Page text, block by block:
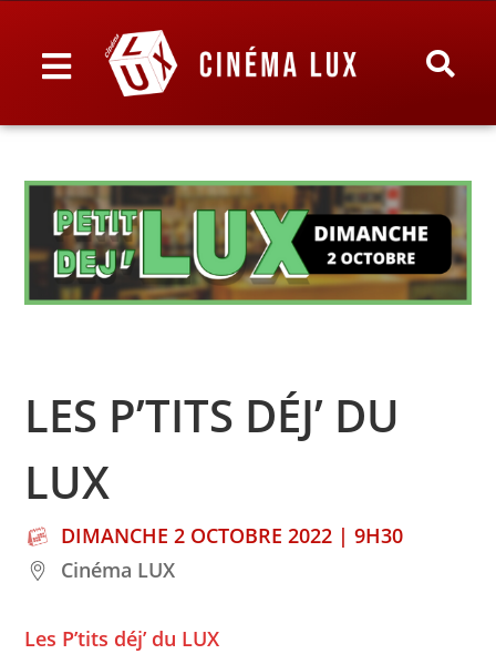
LES P’TITS DÉJ’ DU
LUX
DIMANCHE 2 OCTOBRE 2022 | 9H30
Cinéma LUX
Les P’tits déj’ du LUX